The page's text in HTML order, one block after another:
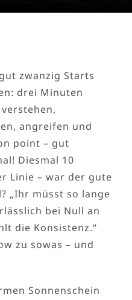
zwanzig Starts
drei Minuten
angreifen und
point – gut
Diesmal 10
Linie – war der gute
„Ihr müsst so lange
bei Null an
die Konsistenz.“
zu sowas – und
Sonnenschein